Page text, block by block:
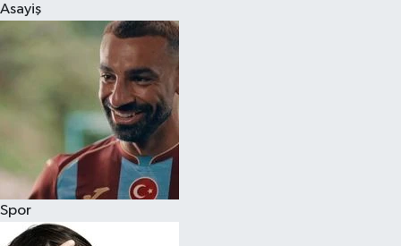
Asayiş
Spor
Kim kimdir?
Kültür Sanat
Sağlık
Siyaset
Teknoloji